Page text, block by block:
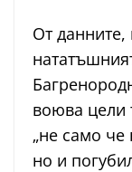
От данните,
воюва цели
„не само че
но и